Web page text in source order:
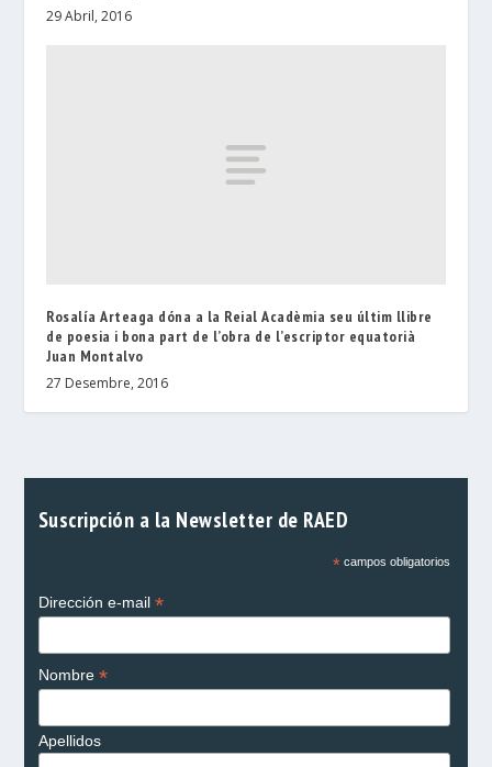
29 Abril, 2016
Rosalía Arteaga dóna a la Reial Acadèmia seu últim llibre
de poesia i bona part de l’obra de l’escriptor equatorià
Juan Montalvo
27 Desembre, 2016
Suscripción a la Newsletter de RAED
*campos obligatorios
Dirección e-mail *
Nombre *
Apellidos